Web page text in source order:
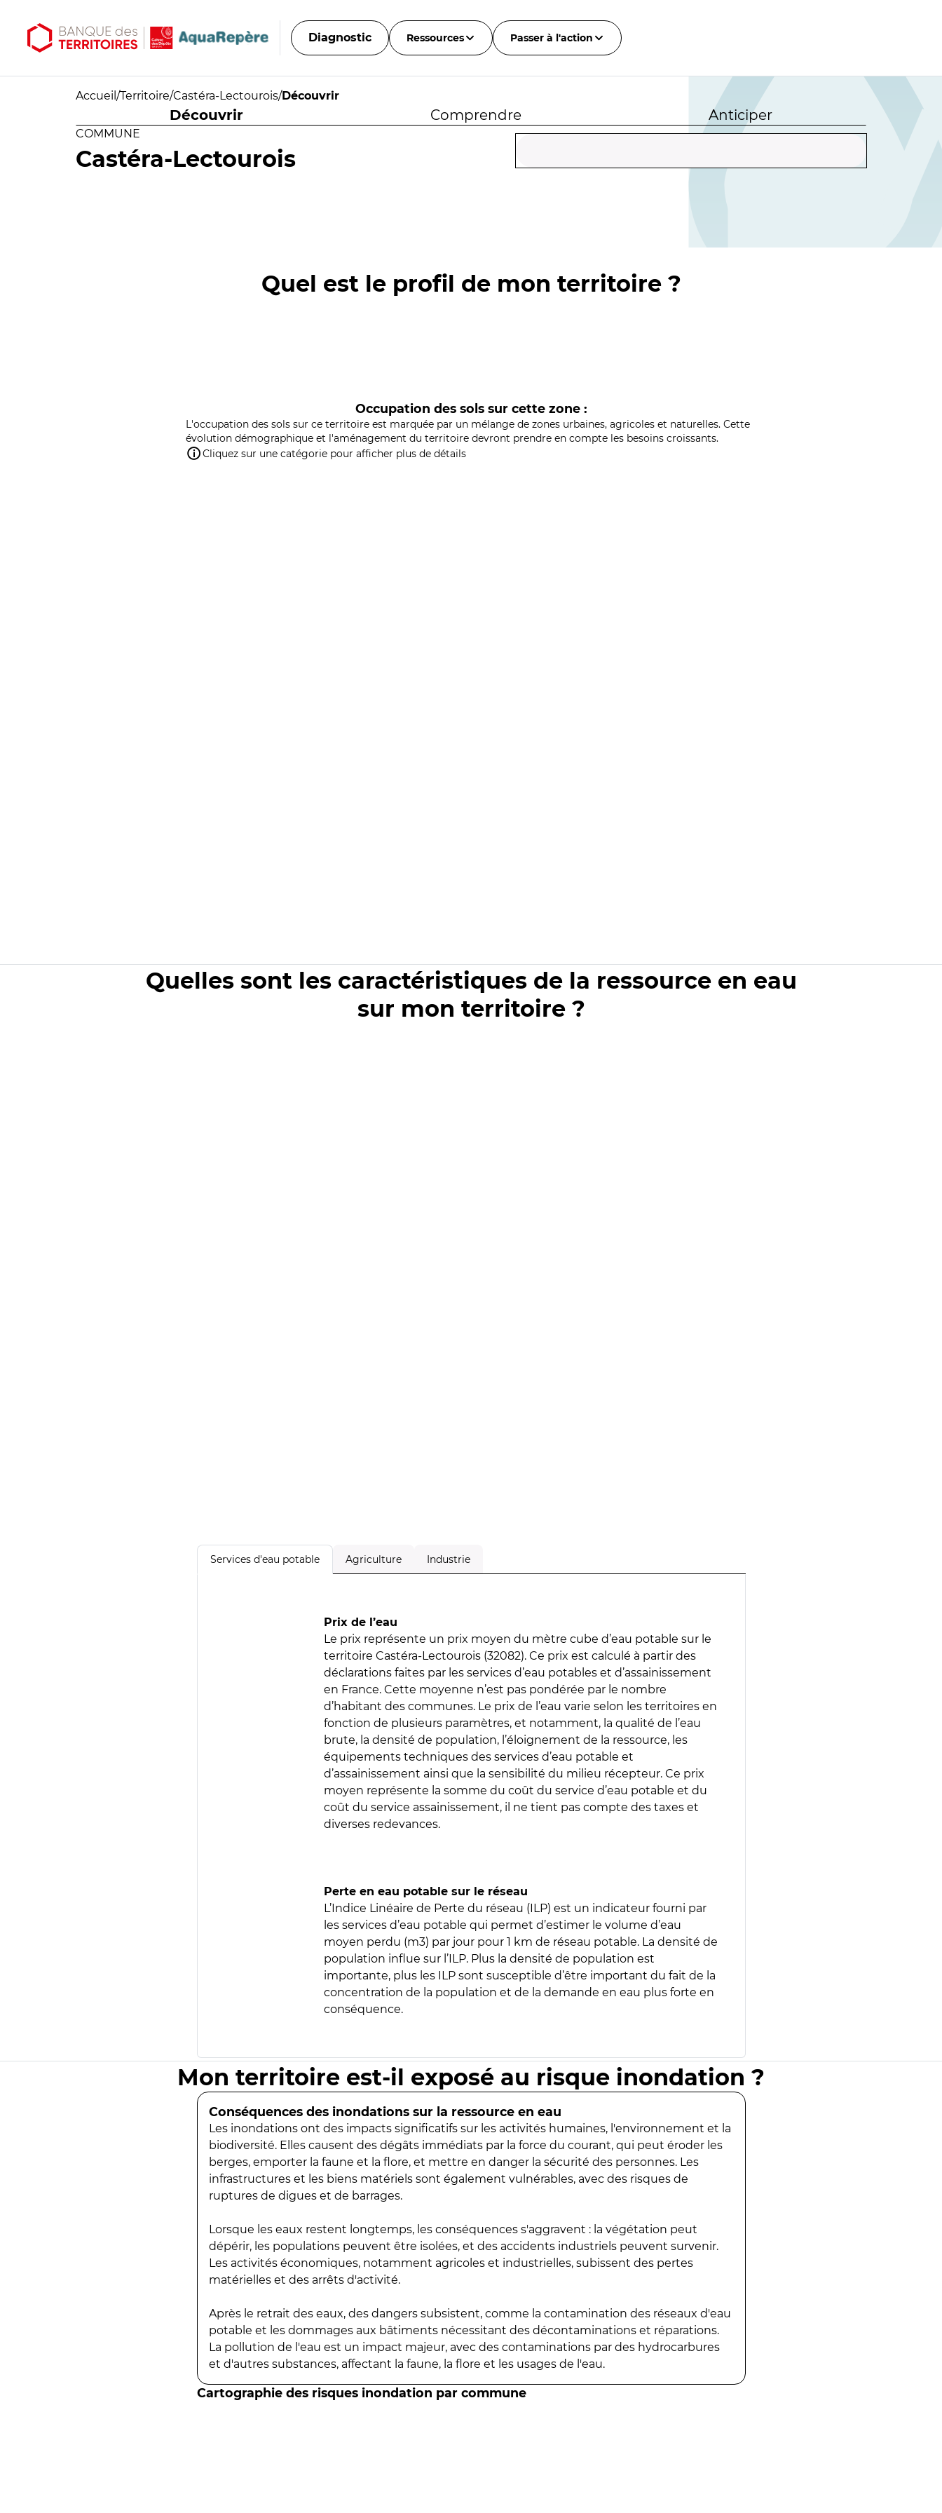
Diagnostic Ressources Passer à l'action
Accueil /Territoire/Castéra-Lectourois/Découvrir
Découvrir Comprendre Anticiper
COMMUNE
Castéra-Lectourois
Quel est le profil de mon territoire ?
Occupation des sols sur cette zone :
L'occupation des sols sur ce territoire est marquée par un mélange de zones urbaines, agricoles et naturelles. Cette
évolution démographique et l'aménagement du territoire devront prendre en compte les besoins croissants.
Cliquez sur une catégorie pour afficher plus de détails
Quelles sont les caractéristiques de la ressource en eau
sur mon territoire ?
Services d'eau potable Agriculture Industrie
Prix de l’eau
Le prix représente un prix moyen du mètre cube d’eau potable sur le
territoire Castéra-Lectourois (32082). Ce prix est calculé à partir des
déclarations faites par les services d’eau potables et d’assainissement
en France. Cette moyenne n’est pas pondérée par le nombre
d’habitant des communes. Le prix de l’eau varie selon les territoires en
fonction de plusieurs paramètres, et notamment, la qualité de l’eau
brute, la densité de population, l’éloignement de la ressource, les
équipements techniques des services d’eau potable et
d’assainissement ainsi que la sensibilité du milieu récepteur. Ce prix
moyen représente la somme du coût du service d’eau potable et du
coût du service assainissement, il ne tient pas compte des taxes et
diverses redevances.
Perte en eau potable sur le réseau
L’Indice Linéaire de Perte du réseau (ILP) est un indicateur fourni par
les services d’eau potable qui permet d’estimer le volume d’eau
moyen perdu (m3) par jour pour 1 km de réseau potable. La densité de
population influe sur l’ILP. Plus la densité de population est
importante, plus les ILP sont susceptible d’être important du fait de la
concentration de la population et de la demande en eau plus forte en
conséquence.
Mon territoire est-il exposé au risque inondation ?
Conséquences des inondations sur la ressource en eau
Les inondations ont des impacts significatifs sur les activités humaines, l'environnement et la
biodiversité. Elles causent des dégâts immédiats par la force du courant, qui peut éroder les
berges, emporter la faune et la flore, et mettre en danger la sécurité des personnes. Les
infrastructures et les biens matériels sont également vulnérables, avec des risques de
ruptures de digues et de barrages.
Lorsque les eaux restent longtemps, les conséquences s'aggravent : la végétation peut
dépérir, les populations peuvent être isolées, et des accidents industriels peuvent survenir.
Les activités économiques, notamment agricoles et industrielles, subissent des pertes
matérielles et des arrêts d'activité.
Après le retrait des eaux, des dangers subsistent, comme la contamination des réseaux d'eau
potable et les dommages aux bâtiments nécessitant des décontaminations et réparations.
La pollution de l'eau est un impact majeur, avec des contaminations par des hydrocarbures
et d'autres substances, affectant la faune, la flore et les usages de l'eau.
Cartographie des risques inondation par commune